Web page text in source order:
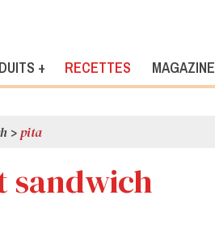
+ RECETTES MAGAZINE
>pita
sandwich